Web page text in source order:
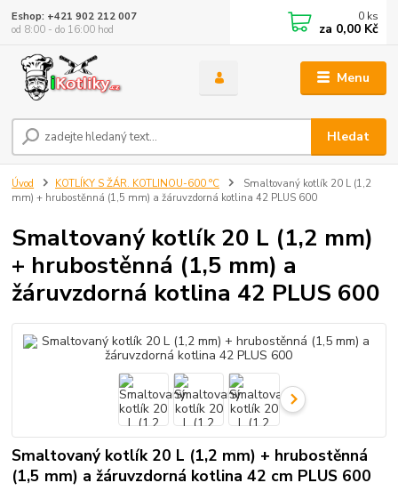
Menu
Hledat
Eshop: +421 902 212 007
od 8:00 - do 16:00 hod
0 ks
za 0,00 Kč
Úvod KOTLÍKY S ŽÁR. KOTLINOU-600 °C
Smaltovaný kotlík 20 L (1,2
mm) + hrubostěnná (1,5 mm) a žáruvzdorná kotlina 42 PLUS 600
Smaltovaný kotlík 20 L (1,2 mm)
+ hrubostěnná (1,5 mm) a
žáruvzdorná kotlina 42 PLUS 600
Smaltovaný kotlík 20 L (1,2 mm) + hrubostěnná
(1,5 mm) a žáruvzdorná kotlina 42 cm PLUS 600